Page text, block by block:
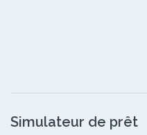
Simulateur de prêt